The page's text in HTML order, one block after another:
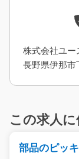
株式会社ユ
長野県伊那
この求人に
部品のピッ